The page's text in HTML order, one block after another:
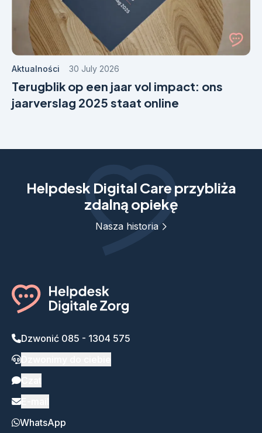
Aktualności 30 July 2026
Terugblik op een jaar vol impact: ons
jaarverslag 2025 staat online
Helpdesk Digital Care przybliża
zdalną opiekę
Nasza historia
Dzwonić 085 - 1304 575
WhatsApp